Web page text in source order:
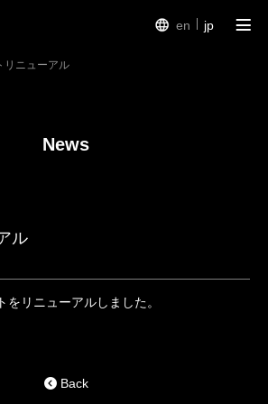
en jp
リニューアル
News
ル
をリニューアルしました。
Back